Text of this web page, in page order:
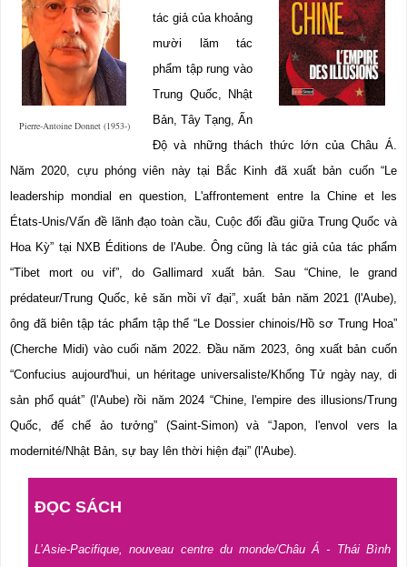
Pierre-Antoine Donnet (1953-)
tác giả của khoảng
mười lăm tác
phẩm tập rung vào
Trung Quốc, Nhật
Bản, Tây Tạng, Ấn
Độ và những thách thức lớn của Châu Á.
Năm 2020, cựu phóng viên này tại Bắc Kinh đã xuất bản cuốn “Le
leadership mondial en question, L'affrontement entre la Chine et les
États-Unis/Vấn đề lãnh đạo toàn cầu, Cuộc đối đầu giữa Trung Quốc và
Hoa Kỳ” tại NXB Éditions de l'Aube. Ông cũng là tác giả của tác phẩm
“Tibet mort ou vif”, do Gallimard xuất bản. Sau “Chine, le grand
prédateur/Trung Quốc, kẻ săn mồi vĩ đại”, xuất bản năm 2021 (l'Aube),
ông đã biên tập tác phẩm tập thể “Le Dossier chinois/Hồ sơ Trung Hoa”
(Cherche Midi) vào cuối năm 2022. Đầu năm 2023, ông xuất bản cuốn
“Confucius aujourd'hui, un héritage universaliste/Khổng Tử ngày nay, di
sản phổ quát” (l'Aube) rồi năm 2024 “Chine, l'empire des illusions/Trung
Quốc, đế chế ảo tưởng” (Saint-Simon) và “Japon, l'envol vers la
modernité/Nhật Bản, sự bay lên thời hiện đại” (l'Aube).
ĐỌC SÁCH
L’Asie-Pacifique, nouveau centre du monde/Châu Á - Thái Bình